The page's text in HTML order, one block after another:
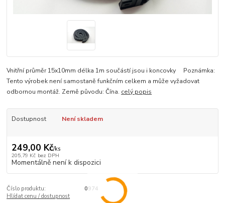
Vnitřní průměr 15x10mm délka 1m součástí jsou i koncovky Poznámka:
Tento výrobek není samostaně funkčním celkem a může vyžadovat
odbornou montáž. Země původu: Čína. celý popis
Dostupnost Není skladem
249,00 Kč/ks
205,79 Kč bez DPH
Momentálně není k dispozici
Číslo produktu:
0974
Hlídat cenu / dostupnost